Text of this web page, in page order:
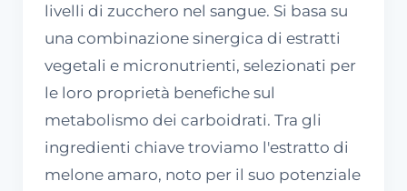
livelli di zucchero nel sangue. Si basa su
una combinazione sinergica di estratti
vegetali e micronutrienti, selezionati per
le loro proprietà benefiche sul
metabolismo dei carboidrati. Tra gli
ingredienti chiave troviamo l'estratto di
melone amaro, noto per il suo potenziale